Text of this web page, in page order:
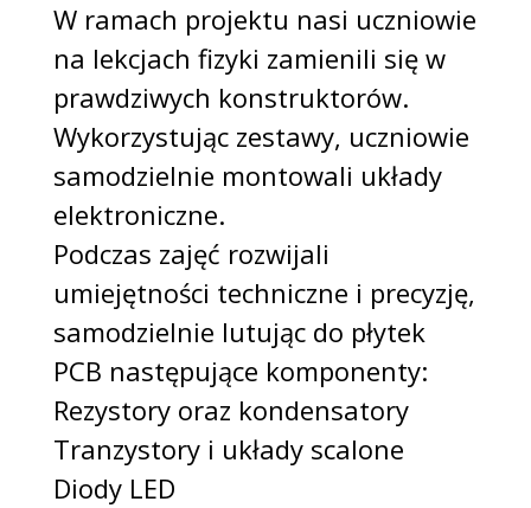
W ramach projektu nasi uczniowie
na lekcjach fizyki zamienili się w
prawdziwych konstruktorów.
Wykorzystując zestawy, uczniowie
samodzielnie montowali układy
elektroniczne.
Podczas zajęć rozwijali
umiejętności techniczne i precyzję,
samodzielnie lutując do płytek
PCB następujące komponenty:
Rezystory oraz kondensatory
Tranzystory i układy scalone
Diody LED